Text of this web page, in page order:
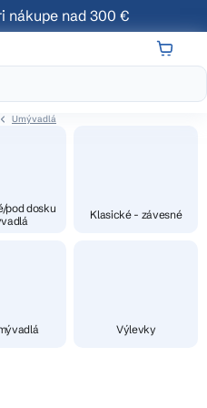
nákupe nad 300 €
Umývadlá
pod dosku
Klasické - závesné
Výlevky